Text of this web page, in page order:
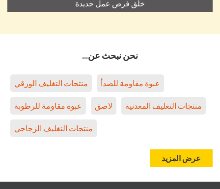
خلق فرص عمل جديدة
نحن نبحث عن...
منتجات التغليف الورقي عبوة مقاومة للصدأ
عبوة مقاومة للرطوبة لاصق منتجات التغليف المعدنية
منتجات التغليف الزجاجي
عرض المزيد